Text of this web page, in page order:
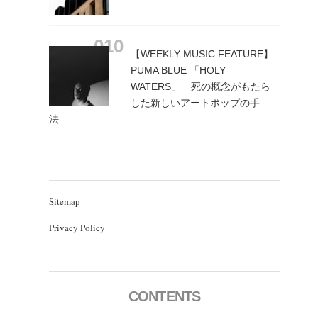
【WEEKLY MUSIC FEATURE】
PUMA BLUE 「HOLY
WATERS」 死の概念がもたら
した新しいアートポップの手
法
Sitemap
Privacy Policy
CONTENTS